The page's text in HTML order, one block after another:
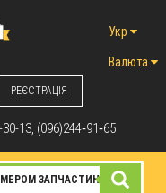
РЕЄСТРАЦІЯ
Укр
Валюта
13, (096)244‑91‑65